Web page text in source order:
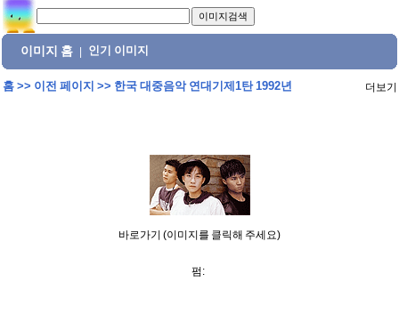
이미지 홈 인기 이미지
홈>> 이전 페이지 >> 한국 대중음악 연대기제1탄 1992년 더보기
바로가기 (이미지를 클릭해 주세요)
펌: